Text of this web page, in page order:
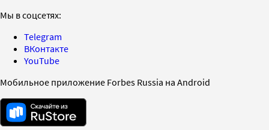
Мы в соцсетях:
Telegram
ВКонтакте
YouTube
Мобильное приложение Forbes Russia на Android